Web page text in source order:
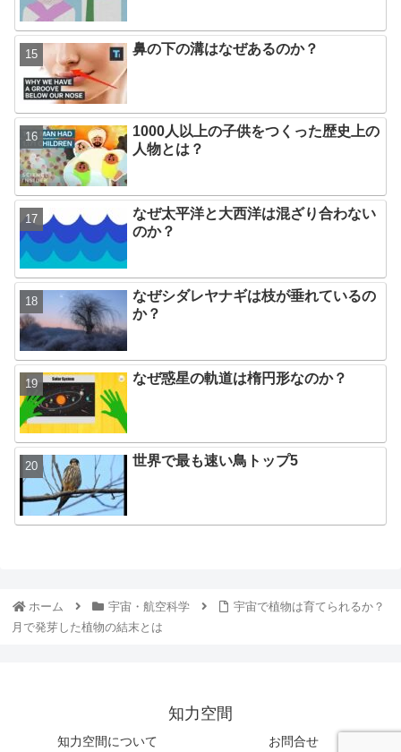
鼻の下の溝はなぜあるのか？
1000人以上の子供をつくった歴史上の
人物とは？
なぜ太平洋と大西洋は混ざり合わない
のか？
なぜシダレヤナギは枝が垂れているの
か？
なぜ惑星の軌道は楕円形なのか？
世界で最も速い鳥トップ5
ホーム 宇宙・航空科学
宇宙で植物は育てられるか？
月で発芽した植物の結末とは
知力空間
知力空間について お問合せ